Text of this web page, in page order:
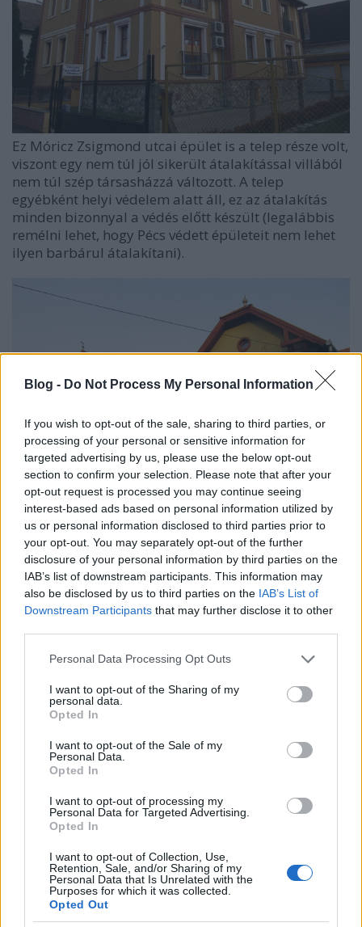
Blog - Do Not Process My Personal Information
If you wish to opt-out of the sale, sharing to third parties, or
processing of your personal or sensitive information for
targeted advertising by us, please use the below opt-out
section to confirm your selection. Please note that after your
opt-out request is processed you may continue seeing
interest-based ads based on personal information utilized by
us or personal information disclosed to third parties prior to
your opt-out. You may separately opt-out of the further
disclosure of your personal information by third parties on the
IAB’s list of downstream participants. This information may
also be disclosed by us to third parties on the IAB’s List of
Downstream Participants that may further disclose it to other
Please note that this website/app uses one or more Google
not limited to your visit or usage behaviour. You may click to
grant or deny consent to Google and its third-party tags to
use your data for below specified purposes in below Google
consent section.
Personal Data Processing Opt Outs
I want to opt-out of the Sharing of my
personal data.
Opted In
I want to opt-out of the Sale of my
Personal Data.
Opted In
I want to opt-out of processing my
Personal Data for Targeted Advertising.
Opted In
I want to opt-out of Collection, Use,
Retention, Sale, and/or Sharing of my
Personal Data that Is Unrelated with the
Purposes for which it was collected.
Opted Out
Ez Móricz Zsigmond utcai épület is a telep része volt,
viszont egy nem túl jól sikerült átalakítással villából
nem túl szép társasházzá változott. A telep
egyébként helyi védelem alatt áll, ez az átalakítás
minden bizonnyal a védés előtt készült (legalábbis
remélni lehet, hogy Pécs védett épületeit nem lehet
ilyen barbárul átalakítani).
Két földszintes villa a Szabadság úttal párhuzamos
Gizella utcában. Ezek az épületek szerencsére az
eredeti állapotot fenntartva újították fel, csupán
egy-két "tuningolás" történt: például a zöld ház
teraszára egy nem túl szép toldalék került.
Miután minden telepszerűen kialakított együttesben